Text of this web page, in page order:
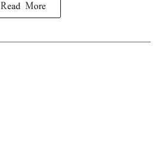
Read More